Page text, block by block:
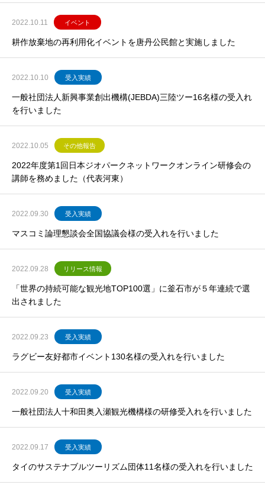
2022.10.11 イベント
耕作放棄地の再利用化イベントを唐丹公民館と実施しました
2022.10.10 受入実績
一般社団法人新興事業創出機構(JEBDA)三陸ツー16名様の受入れ
を行いました
2022.10.05 その他報告
2022年度第1回日本ジオパークネットワークオンライン研修会の
講師を務めました（代表河東）
2022.09.30 受入実績
マスコミ論理懇談会全国協議会様の受入れを行いました
2022.09.28 リリース情報
「世界の持続可能な観光地TOP100選」に釜石市が５年連続で選
出されました
2022.09.23 受入実績
ラグビー友好都市イベント130名様の受入れを行いました
2022.09.20 受入実績
一般社団法人十和田奥入瀬観光機構様の研修受入れを行いました
2022.09.17 受入実績
タイのサステナブルツーリズム団体11名様の受入れを行いました